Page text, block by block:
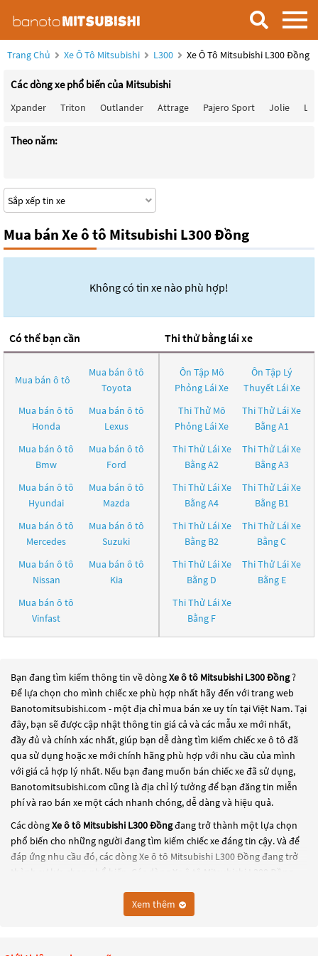
Trang Chủ Xe Ô Tô Mitsubishi L300 Xe Ô Tô Mitsubishi L300 Đồng
Các dòng xe phổ biến của Mitsubishi
Xpander Triton Outlander Attrage Pajero Sport Jolie
Theo năm:
Mua bán Xe ô tô Mitsubishi L300 Đồng
Không có tin xe nào phù hợp!
Có thể bạn cần
Mua bán ô tô
Mua bán ô tô
Toyota
Mua bán ô tô
Honda
Mua bán ô tô
Lexus
Mua bán ô tô
Bmw
Mua bán ô tô
Ford
Mua bán ô tô
Hyundai
Mua bán ô tô
Mazda
Mua bán ô tô
Mercedes
Mua bán ô tô
Suzuki
Mua bán ô tô
Nissan
Mua bán ô tô
Kia
Mua bán ô tô
Vinfast
Thi thử bằng lái xe
Ôn Tập Mô
Phỏng Lái Xe
Ôn Tập Lý
Thuyết Lái Xe
Thi Thử Mô
Phỏng Lái Xe
Thi Thử Lái Xe
Bằng A1
Thi Thử Lái Xe
Bằng A2
Thi Thử Lái Xe
Bằng A3
Thi Thử Lái Xe
Bằng A4
Thi Thử Lái Xe
Bằng B1
Thi Thử Lái Xe
Bằng B2
Thi Thử Lái Xe
Bằng C
Thi Thử Lái Xe
Bằng D
Thi Thử Lái Xe
Bằng E
Thi Thử Lái Xe
Bằng F
Bạn đang tìm kiếm thông tin về dòngXe ô tô Mitsubishi L300 Đồng?
Để lựa chọn cho mình chiếc xe phù hợp nhất hãy đến với trang web
Banotomitsubishi.com - một địa chỉ mua bán xe uy tín tại Việt Nam. Tại
đây, bạn sẽ được cập nhật thông tin giá cả và các mẫu xe mới nhất,
đầy đủ và chính xác nhất, giúp bạn dễ dàng tìm kiếm chiếc xe ô tô đã
qua sử dụng hoặc xe mới chính hãng phù hợp với nhu cầu của mình
với giá cả hợp lý nhất. Nếu bạn đang muốn bán chiếc xe đã sử dụng,
Banotomitsubishi.com cũng là địa chỉ lý tưởng để bạn đăng tin miễn
phí và rao bán xe một cách nhanh chóng, dễ dàng và hiệu quả.
Các dòngXe ô tô Mitsubishi L300 Đồngđang trở thành một lựa chọn
phổ biến cho những người đang tìm kiếm chiếc xe đáng tin cậy. Và để
đáp ứng nhu cầu đó, các dòngXe ô tô Mitsubishi L300 Đồngđang trở
thành sự lựa chọn phổ biến. Các dòng
Xe ô tô Mitsubishi L300 Đồng
dòng xe mới với thiết kế hiện đại và công nghệ tiên tiến. Các dòng
này đều được kiểm tra và bảo dưỡng kỹ lưỡng
một chiếc xe, hãy khám phá các dòng
Xem thêm